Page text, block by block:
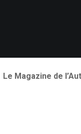
Le Magazine de